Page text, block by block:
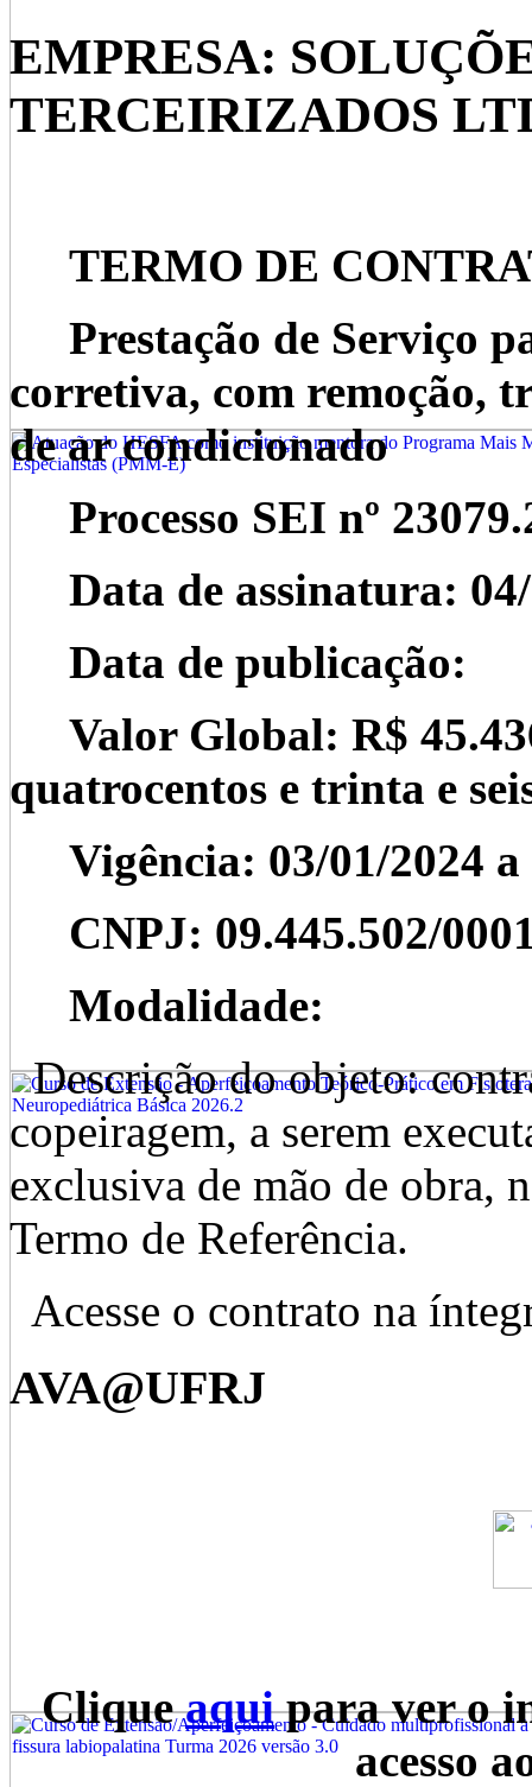
EMPRESA:
TERCEIRIZADOS
TERMO DE
Prestação de Serviço
corretiva, com remoção,
de ar condicionado
Processo SEI nº
Data de assinatura: 04/
Data de publicação:
Valor Global: R$
quatrocentos e trinta e
Vigência: 03/01/2024 a
CNPJ: 09.445.502/
Modalidade:
Descrição do objeto:
copeiragem, a serem
exclusiva de mão de obra,
Termo de Referência.
Acesse o contrato na
AVA@UFRJ
Cliqueaquipara ver o
acesso